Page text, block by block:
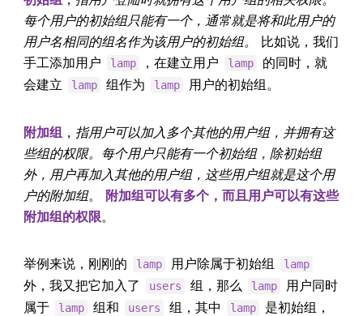
每个用户的初始组只能有一个，通常就是将和此用户的
用户名相同的组名作为该用户的初始组。
比如说，我们
手工添加用户
lamp ，在建立用户 lamp
的同时，就
会建立
lamp 组作为 lamp 用户的初始组。
附加组 ， 指用户可以加入多个其他的用户组，并拥有这
些组的权限。每个用户只能有一个初始组，除初始组
外，用户再加入其他的用户组，这些用户组就是这个用
户的附加组。 附加组可以有多个，而且用户可以有这些
附加组的权限。
举例来说，刚刚的 lamp 用户除属于初始组 lamp
外，我又把它加入了 users 组，那么 lamp
用户同时
属于
lamp 组和 users 组，其中 lamp 是初始组，